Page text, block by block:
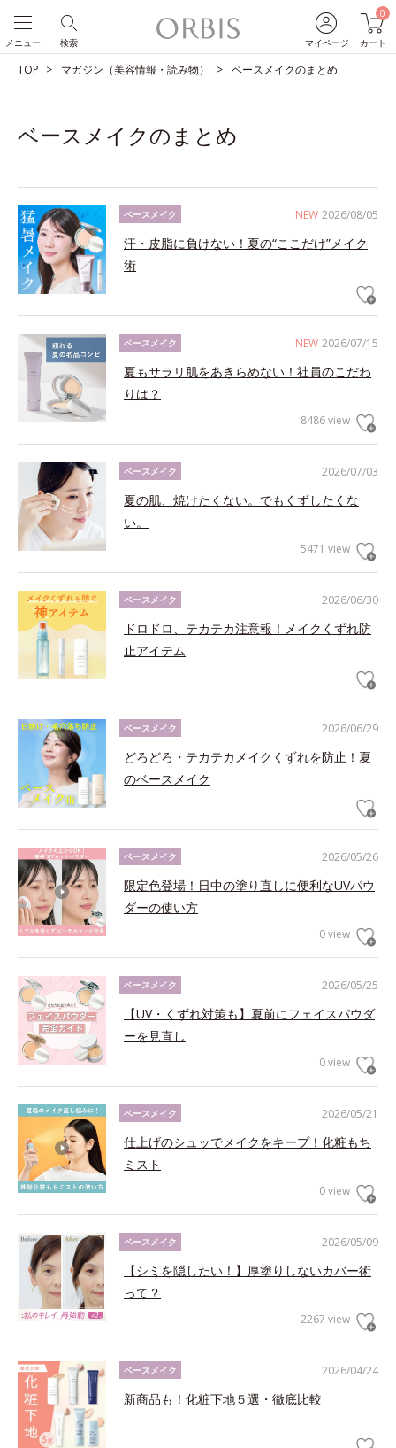
マイページ
0
カート
検索
メニュー
TOP マガジン（美容情報・読み物） ベースメイクのまとめ
ベースメイクのまとめ
NEW 2026/08/05
ベースメイク
汗・皮脂に負けない！夏の“ここだけ”メイク
術
NEW 2026/07/15
ベースメイク
夏もサラリ肌をあきらめない！社員のこだわ
りは？
8486 view
2026/07/03
ベースメイク
夏の肌、焼けたくない。でもくずしたくな
い。
5471 view
2026/06/30
ベースメイク
ドロドロ、テカテカ注意報！メイクくずれ防
止アイテム
2026/06/29
ベースメイク
どろどろ・テカテカメイクくずれを防止！夏
のベースメイク
2026/05/26
ベースメイク
限定色登場！日中の塗り直しに便利なUVパウ
ダーの使い方
0 view
2026/05/25
ベースメイク
【UV・くずれ対策も】夏前にフェイスパウダ
ーを見直し
0 view
2026/05/21
ベースメイク
仕上げのシュッでメイクをキープ！化粧もち
ミスト
0 view
2026/05/09
ベースメイク
【シミを隠したい！】厚塗りしないカバー術
って？
2267 view
2026/04/24
ベースメイク
新商品も！化粧下地５選・徹底比較